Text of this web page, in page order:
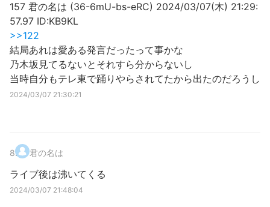
157 君の名は (36-6mU-bs-eRC) 2024/03/07(木) 21:29:
57.97 ID:KB9KL
>>122
結局あれは愛ある発言だったって事かな
乃木坂見てるないとそれすら分からないし
当時自分もテレ東で踊りやらされてたから出たのだろうし
2024/03/07 21:30:21
8. 君の名は
ライブ後は沸いてくる
2024/03/07 21:48:04